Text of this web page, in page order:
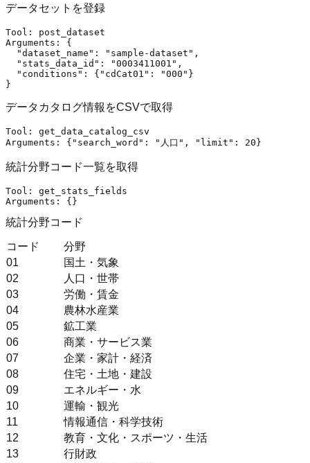
データセットを登録
Tool: post_dataset
Arguments: {
"dataset_name" : "sample-dataset" ,
"stats_data_id" : "0003411001" ,
"conditions" : { "cdCat01" : "000" }
データカタログ情報をCSVで取得
Tool: get_data_catalog_csv
Arguments: { "search_word" : "人口" , "limit"
統計分野コード一覧を取得
Tool: get_stats_fields
統計分野コード
コード
分野
01
国土・気象
02
人口・世帯
03
労働・賃金
04
農林水産業
05
鉱工業
06
商業・サービス業
07
企業・家計・経済
08
住宅・土地・建設
09
エネルギー・水
10
運輸・観光
11
情報通信・科学技術
12
教育・文化・スポーツ・生活
13
行財政